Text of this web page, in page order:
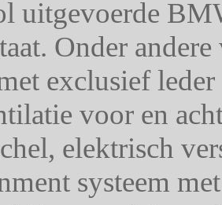
uitgevoerde
Onder
exclusief
voor en
elektrisch
systeem